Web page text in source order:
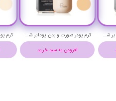
کرم پودر صورت و بدن پودایر شماره 1WF حجم 40 میلی لیتر - PUDAIER FACE & BODY FOUNDATION
افزودن به سبد خرید
کرم پودر صورت و بدن پودایر شماره 2NL حجم 40 میلی لیتر - PUDAIER FACE & BODY FOUNDATION